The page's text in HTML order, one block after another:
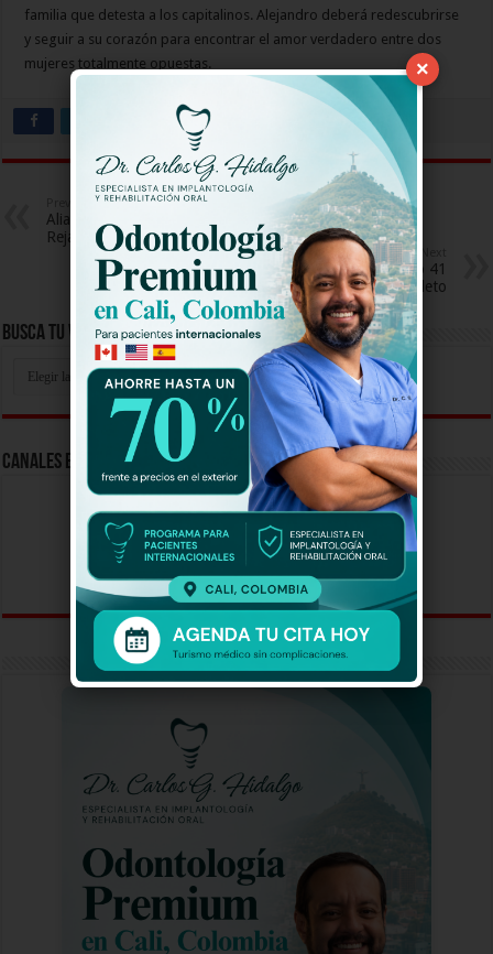
familia que detesta a los capitalinos. Alejandro deberá redescubrirse
y seguir a su corazón para encontrar el amor verdadero entre dos
mujeres totalmente opuestas.
Previous
Alias JJ Lo Que Pasa Tras Las
Rejas Capitulo 58
La Venganza Capitulo 41
Completo
Busca Tu Video Aqui
Aqui
Canales En Vivo
×